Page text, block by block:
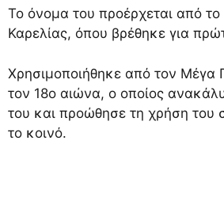
Το όνομα του προέρχεται από
Καρελίας, όπου βρέθηκε για
Χρησιμοποιήθηκε από τον Μέγα
τον 18ο αιώνα, ο οποίος
του και προώθησε τη χρήση του
το κοινό.